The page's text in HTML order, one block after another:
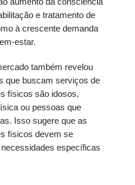
e tratamento de
à crescente demanda
estar.
também revelou
que buscam serviços de
físicos são idosos,
ou pessoas que
Isso sugere que as
físicos devem se
específicas